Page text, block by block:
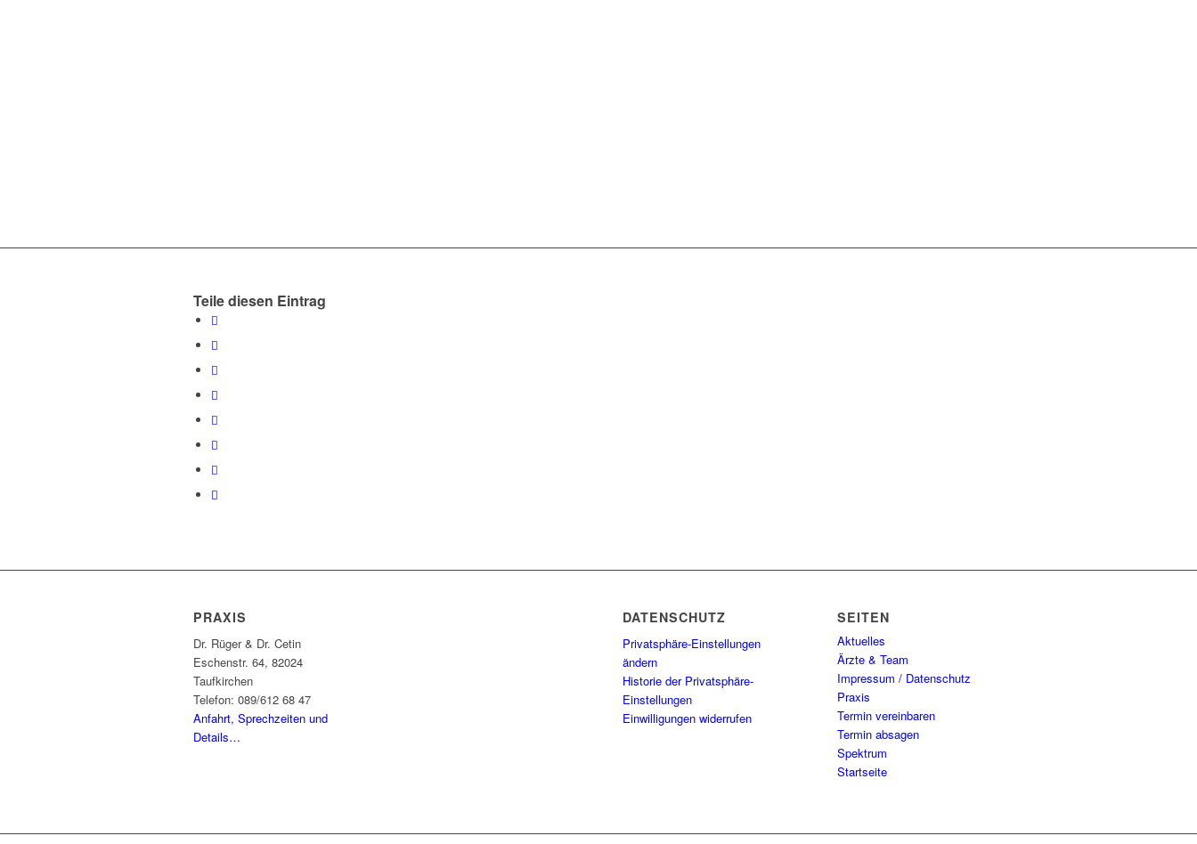
Teile diesen Eintrag
PRAXIS
Dr. Rüger & Dr. Cetin
Eschenstr. 64, 82024
Taufkirchen
Telefon: 089/612 68 47
Anfahrt, Sprechzeiten und
Details…
DATENSCHUTZ
Privatsphäre-Einstellungen
ändern
Historie der Privatsphäre-
Einstellungen
Einwilligungen widerrufen
SEITEN
Aktuelles
Ärzte & Team
Impressum / Datenschutz
Praxis
Termin vereinbaren
Termin absagen
Spektrum
Startseite